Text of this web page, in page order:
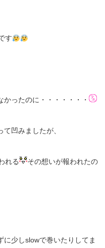
す
ったのに・・・・・・・
凹みましたが、
れる その想いが報われたの
少しslowで巻いたりしてま